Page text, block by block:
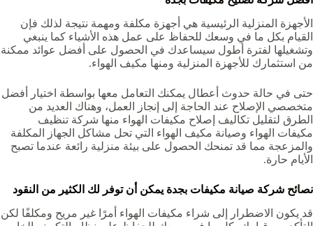
الأجهزة المنزلية الرئيسية هي أجهزة مكلفة ومهمة نتيجة لذلك فإن
القيام بكل ما في وسعك للحفاظ على عمل هذه الأشياء كما ينبغي
وتشغيلها لفترة أطول سيساعدك في الحصول على أفضل عوائد ممكنة
من استثمارك للأجهزة المنزلية ومنها مكيف الهواء.
حتى في حالة حدوث أعطال يمكنك التعامل معها بواسطة اختيار أفضل
متخصصي الإصلاح عند الحاجة إلى إنجاز العمل، وهناك العديد من
الطرق لتقليل تكاليف إصلاح مكيفات الهواء منها شركة تنظيف
مكيفات الهواء وصيانة مكيف الهواء التي تحل مشاكل الجهاز المكلفة
والمزعجة مما قد تمنحك الحصول على بيئة منزلية رائعة عندما تصبح
الأيام حارة.
نصائح شركة صيانة مكيفات بجدة يمكن أن توفر لك الكثير من النقود
قد يكون الاضطرار إلى شراء مكيفات الهواء أمرًا غير مريح ومكلفًا لكن